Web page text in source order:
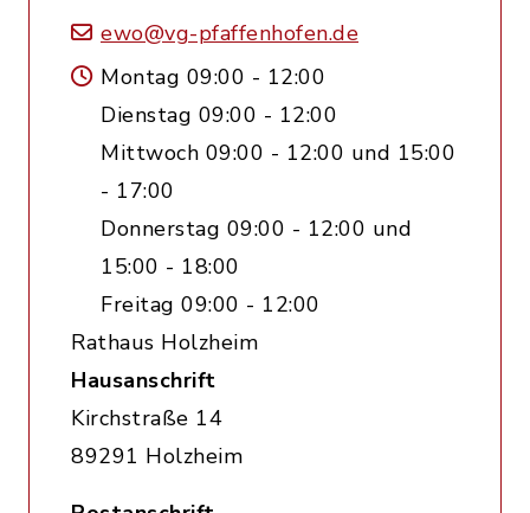
ewo@vg-pfaffenhofen.de
Montag 09:00 - 12:00
Dienstag 09:00 - 12:00
Mittwoch 09:00 - 12:00 und 15:00
- 17:00
Donnerstag 09:00 - 12:00 und
15:00 - 18:00
Freitag 09:00 - 12:00
Rathaus Holzheim
Hausanschrift
Kirchstraße 14
89291 Holzheim